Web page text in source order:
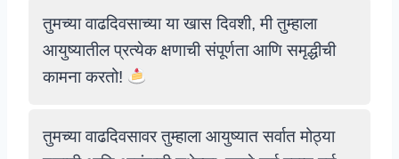
तुमच्या वाढदिवसाच्या या खास दिवशी, मी तुम्हाला
आयुष्यातील प्रत्येक क्षणाची संपूर्णता आणि समृद्धीची
कामना करतो!
तुमच्या वाढदिवसावर तुम्हाला आयुष्यात सर्वात मोठ्या